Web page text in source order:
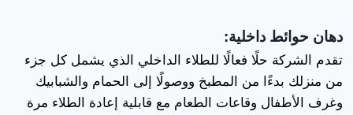
دهان حوائط داخلية:
تقدم الشركة حلًا فعالًا للطلاء الداخلي الذي يشمل كل جزء
من منزلك بدءًا من المطبخ ووصولًا إلى الحمام والشبابيك
وغرف الأطفال وقاعات الطعام مع قابلية إعادة الطلاء مرة